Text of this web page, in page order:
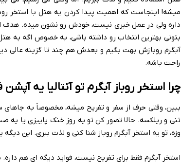
میشه! اینجاست که اهمیت پیدا کردن یه هتل با استخر
داره ولی در عمل خبری نیست، خودش رو نشون میده. هدف
بتونی بهترین انتخاب رو داشته باشی، به خصوص اگه به
آبگرم روبازش بهت بگیم و بعدش هم چند تا گزینه عالی
راحت باشه.
چرا استخر روباز آبگرم تو آنتالیا یه
ببین، وقتی حرف از سفر و تفریح میشه، مخصوصاً به جاهای
تنی و ریلکسه. حالا تصور کن تو یه روز خنک پاییزی یا یه
وزه، تو یه استخر آبگرم روباز شنا کنی و لذت ببری. این
استخر آبگرم فقط برای تفریح نیست، فواید دیگه ای هم داره.